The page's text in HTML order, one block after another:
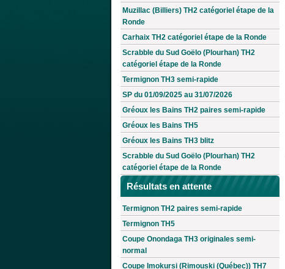
Muzillac (Billiers) TH2 catégoriel étape de la
Ronde
Carhaix TH2 catégoriel étape de la Ronde
Scrabble du Sud Goëlo (Plourhan) TH2
catégoriel étape de la Ronde
Termignon TH3 semi-rapide
SP du 01/09/2025 au 31/07/2026
Gréoux les Bains TH2 paires semi-rapide
Gréoux les Bains TH5
Gréoux les Bains TH3 blitz
Scrabble du Sud Goëlo (Plourhan) TH2
catégoriel étape de la Ronde
Résultats en attente
Termignon TH2 paires semi-rapide
Termignon TH5
Coupe Onondaga TH3 originales semi-
normal
Coupe Imokursi (Rimouski (Québec)) TH7